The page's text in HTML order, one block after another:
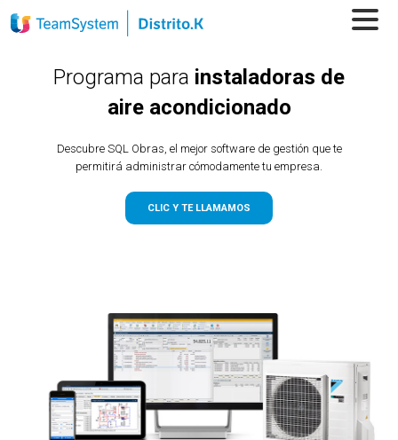
Programa para instaladoras de
aire acondicionado
Descubre SQL Obras, el mejor software de gestión que te
permitirá administrar cómodamente tu empresa.
CLIC Y TE LLAMAMOS